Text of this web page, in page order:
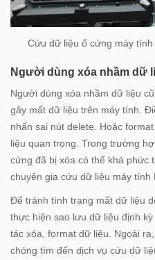
Cứu dữ liệu ổ cứng máy
Người dùng xóa nhầm dữ
Người dùng xóa nhầm dữ liệu
gây mất dữ liệu trên máy tính.
nhấn sai nút delete. Hoặc
liệu quan trọng. Trong trường
cứng đã bị xóa có thể khá phức
chuyên gia cứu dữ liệu máy tính
Để tránh tình trạng mất dữ liệu
thực hiện sao lưu dữ liệu định
tác xóa, format dữ liệu. Ngoài
chóng tìm đến dịch vụ cứu dữ